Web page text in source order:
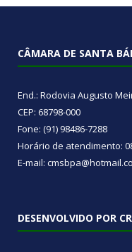
CÂMARA DE SANTA
End.: Rodovia Augusto
CEP: 68798-000
Fone: (91) 98486-7288
Horário de atendimento:
E-mail:
DESENVOLVIDO POR